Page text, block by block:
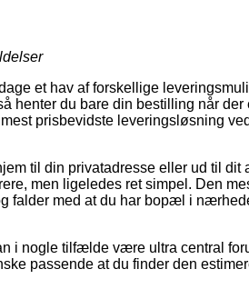
et hav af forskellige
henter du bare din bestilling når der
prisbevidste leveringsløsning
til din privatadresse eller ud til dit
men ligeledes ret simpel. Den
falder med at du har bopæl i
i nogle tilfælde være ultra central
passende at du finder den